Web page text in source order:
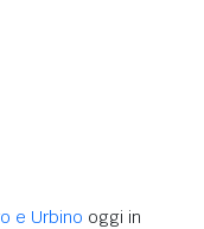
e Urbino oggi in